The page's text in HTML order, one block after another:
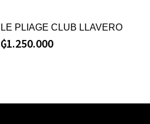
LE PLIAGE CLUB LLAVERO
₲1.250.000